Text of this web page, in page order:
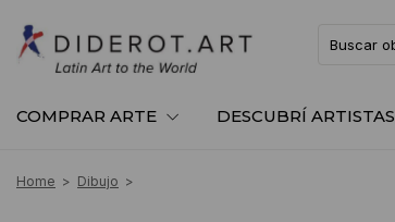
COMPRAR ARTE DESCUBRÍ ARTISTAS
Home > Dibujo >